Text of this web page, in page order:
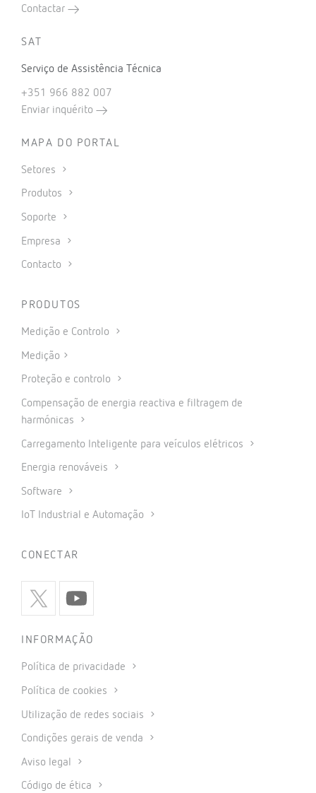
Contactar
SAT
Serviço de Assistência Técnica
+351 966 882 007
Enviar inquérito
MAPA DO PORTAL
Setores
Produtos
Soporte
Empresa
Contacto
PRODUTOS
Medição e Controlo
Medição
Proteção e controlo
Compensação de energia reactiva e filtragem de
harmónicas
Carregamento Inteligente para veículos elétricos
Energia renováveis
Software
IoT Industrial e Automação
CONECTAR
INFORMAÇÃO
Política de privacidade
Política de cookies
Utilização de redes sociais
Condições gerais de venda
Aviso legal
Código de ética